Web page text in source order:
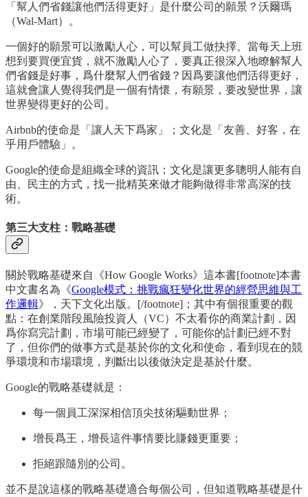
「幫人們省錢讓他們活得更好」是什麼公司的願景？沃爾瑪
（Wal-Mart）。
一個好的願景可以激勵人心，可以幫員工做抉擇。當每天上班
想到要買便宜貨，就不激勵人心了，要真正很深入地瞭解幫人
們省錢是好事，爲什麼幫人們省錢？因爲要讓他們活得更好，
這就會讓人覺得我們是一個有情懷，有願景，要改變世界，讓
世界變得更好的公司。
Airbnb的使命是「讓人天下爲家」；文化是「友善、好客，在
乎用戶體驗」。
Google的使命是組織全球的資訊；文化是讓更多聰明人能有自
由、民主的方式，找一批精英來做才能夠做得非常高深的技
術。
第三大支柱：戰略基礎
關於戰略基礎來自《How Google Works》這本書[footnote]本書
中文書名為《Google模式：挑戰瘋狂變化世界的經營思維與工
作邏輯》，天下文化出版。[/footnote]；其中有個很重要的觀
點：在創業階段風險投資人（VC）不太看你的商業計劃，因
爲你寫完計劃，市場可能已經變了，可能你的計劃已經不對
了，但你們的做事方式是基於你的文化和使命，看到現在的競
爭環境和市場環境，判斷出以後做決定是基於什麼。
Google的戰略基礎就是：
每一個員工深深相信頂尖技術驅動世界；
增長爲王，增長這件事情要比賺錢更重要；
拒絕跟隨別的公司。
並不是說這樣的戰略基礎適合每個公司，但知道戰略基礎是什